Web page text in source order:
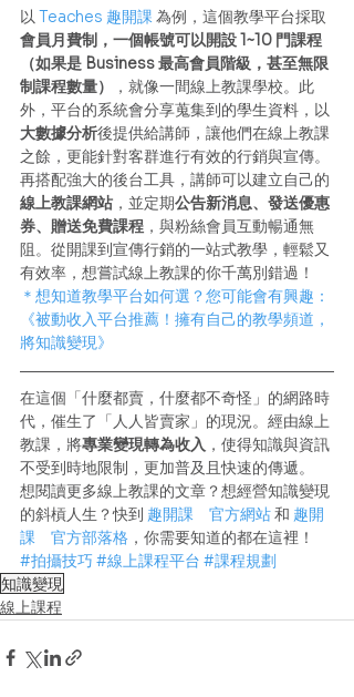
以 Teaches 趣開課 為例，這個教學平台採取
會員月費制，一個帳號可以開設 1~10 門課程
（如果是 Business 最高會員階級，甚至無限
制課程數量）
，就像一間線上教課學校。此
外，平台的系統會分享蒐集到的學生資料，以
大數據分析後提供給講師，讓他們在線上教課
之餘，更能針對客群進行有效的行銷與宣傳。
再搭配強大的後台工具，講師可以建立自己的
線上教課網站 ，並定期公告新消息、發送優惠
券、贈送免費課程 ，與粉絲會員互動暢通無
阻。從開課到宣傳行銷的一站式教學，輕鬆又
有效率，想嘗試線上教課的你千萬別錯過！
＊想知道教學平台如何選？您可能會有興趣：
《被動收入平台推薦！擁有自己的教學頻道，
將知識變現》
在這個「什麼都賣，什麼都不奇怪」的網路時
代，催生了「人人皆賣家」的現況。經由線上
教課，將專業變現轉為收入 ，使得知識與資訊
不受到時地限制，更加普及且快速的傳遞。
想閱讀更多線上教課的文章？想經營知識變現
的斜槓人生？快到 趣開課　官方網站 和 趣開
課　官方部落格 ，你需要知道的都在這裡！
#拍攝技巧#線上課程平台 #課程規劃
知識變現
線上課程